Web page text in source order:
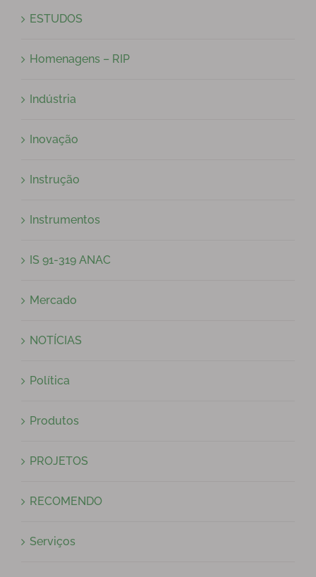
ESTUDOS
Homenagens – RIP
Indústria
Inovação
Instrução
Instrumentos
IS 91-319 ANAC
Mercado
NOTÍCIAS
Política
Produtos
PROJETOS
RECOMENDO
Serviços